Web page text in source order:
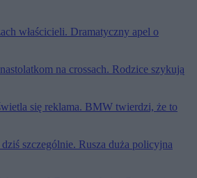
właścicieli. Dramatyczny apel o
na crossach. Rodzice szykują
się reklama. BMW twierdzi, że to
szczególnie. Rusza duża policyjna